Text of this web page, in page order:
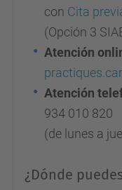
con Cita
(Opción 3
Atención
Atención
934 010 820
(de lunes a
¿Dónde